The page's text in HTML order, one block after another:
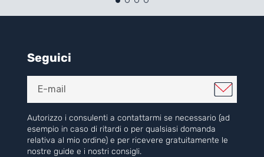
Seguici
Autorizzo i consulenti a contattarmi se necessario (ad
esempio in caso di ritardi o per qualsiasi domanda
relativa al mio ordine) e per ricevere gratuitamente le
nostre guide e i nostri consigli.